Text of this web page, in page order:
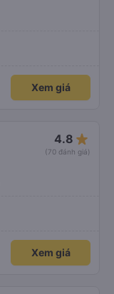
Xem giá
4.8 star_rate
(70 đánh giá)
Xem giá